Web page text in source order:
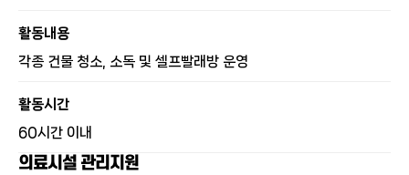
활동내용
각종 건물 청소, 소독 및 셀프빨래방 운영
활동시간
60시간 이내
의료시설 관리지원